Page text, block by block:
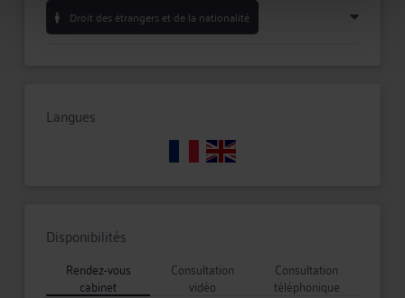
Droit des étrangers et de la nationalité
Langues
Disponibilités
Rendez-vous
cabinet
Consultation
vidéo
Consultation
téléphonique